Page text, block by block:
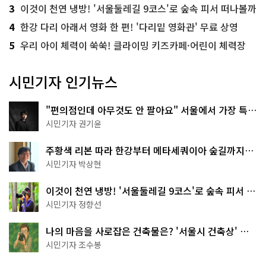
3 이것이 천연 냉방! '서울둘레길 9코스'로 숲속 피서 떠나볼까
4 한강 다리 아래서 영화 한 편! '다리밑 영화관' 무료 상영
5 우리 아이 체력이 쑥쑥! 클라이밍 키즈카페·어린이 체력장
시민기자 인기뉴스
"편의점인데 아무것도 안 팔아요" 서울에서 가장 특별
한 편의점의 정체
시민기자 권기윤
주황색 리본 따라 한강부터 메타세쿼이아 숲길까지…
서울둘레길 15코스
시민기자 박상현
이것이 천연 냉방! '서울둘레길 9코스'로 숲속 피서 떠
나볼까
시민기자 정향선
나의 마음을 사로잡은 건축물은? '서울시 건축상' 수
상작 공개!
시민기자 조수봉